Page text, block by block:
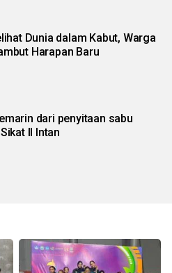
Dunia dalam Kabut, Warga
Harapan Baru
dari penyitaan sabu
II Intan